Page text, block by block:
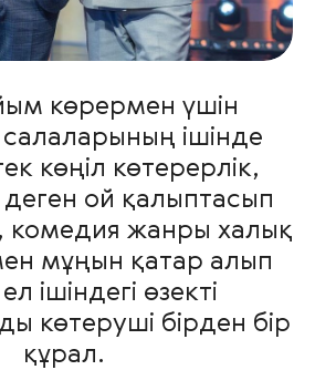
көрермен үшін
ішінде
көңіл көтерерлік,
ой қалыптасып
комедия жанры халық
мұңын қатар алып
ішіндегі өзекті
көтеруші бірден бір
құрал.